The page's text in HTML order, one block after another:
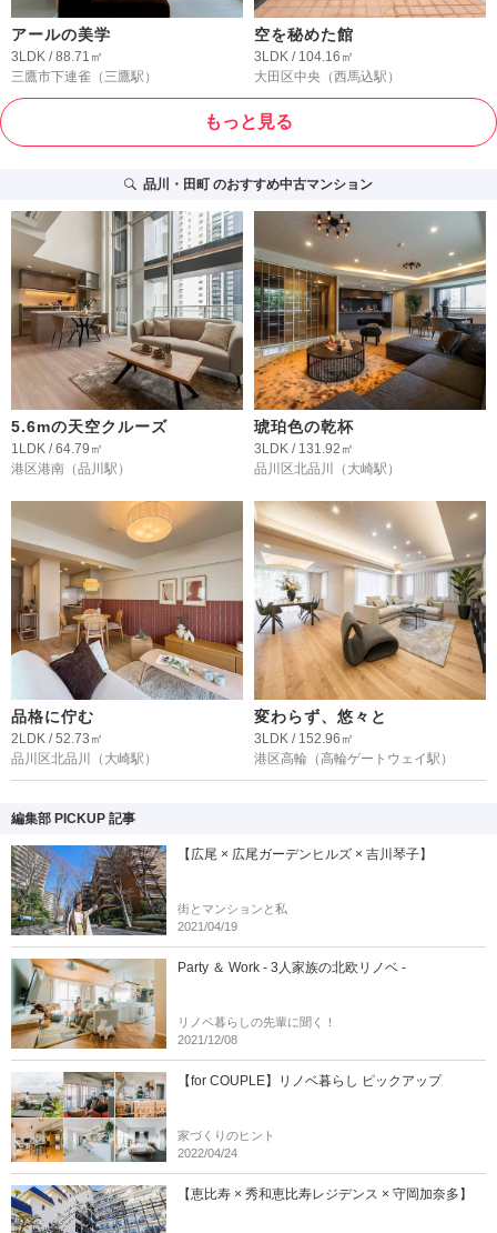
アールの美学
3LDK / 88.71㎡
三鷹市下連雀 （三鷹駅）
空を秘めた館
3LDK / 104.16㎡
大田区中央 （西馬込駅）
もっと見る
品川・田町のおすすめ中古マンション
5.6mの天空クルーズ
1LDK / 64.79㎡
港区港南 （品川駅）
琥珀色の乾杯
3LDK / 131.92㎡
品川区北品川
（大崎駅）
品格に佇む
2LDK / 52.73㎡
品川区北品川
（大崎駅）
変わらず、悠々と
3LDK / 152.96㎡
港区高輪 （高輪ゲートウェイ駅）
編集部 PICKUP 記事
【広尾 × 広尾ガーデンヒルズ × 吉川琴子】
街とマンションと私
2021/04/19
Party ＆ Work - 3人家族の北欧リノベ -
リノベ暮らしの先輩に聞く！
2021/12/08
【for COUPLE】リノベ暮らし ピックアップ
家づくりのヒント
2022/04/24
【恵比寿 × 秀和恵比寿レジデンス × 守岡加奈多】